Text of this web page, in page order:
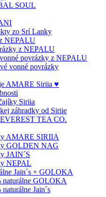
SOUL
zo Srí Lanky
NEPALU
z NEPALU
povrázky z NEPALU
vonné povrázky
AMARE Siriia ♥
Siriia
záhradky od Siriie
TEA CO.
AMARE SIRIIA
GOLDEN NAG
JAIN´S
NEPAL
Jain´s + GOLOKA
naturálne GOLOKA
Jain´s